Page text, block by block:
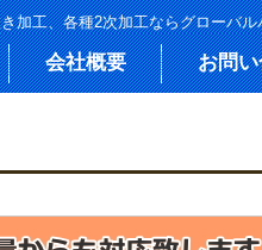
加工、各種2次加工ならグローバル
会社概要 お問